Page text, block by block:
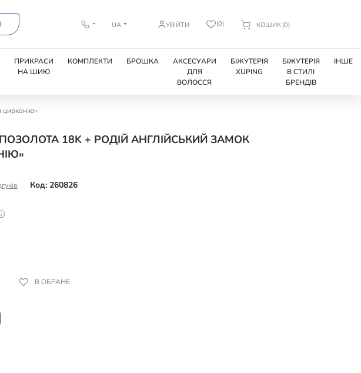
UA УВІЙТИ (0) КОШИК (0)
ПРИКРАСИ
НА ШИЮ
КОМПЛЕКТИ БРОШКА
АКСЕСУАРИ
ДЛЯ
ВОЛОССЯ
БІЖУТЕРІЯ
XUPING
БІЖУТЕРІЯ
В СТИЛІ
БРЕНДІВ
ІНШЕ
цирконію»
18K + РОДІЙ АНГЛІЙСЬКИЙ ЗАМОК
Код: 260826
В ОБРАНЕ